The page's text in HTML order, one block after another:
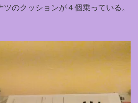
のクッションが４個乗っている。